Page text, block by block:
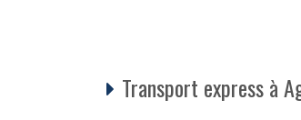
Transport express à